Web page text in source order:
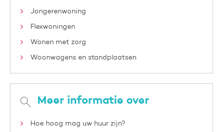
Jongerenwoning
Flexwoningen
Wonen met zorg
Woonwagens en standplaatsen
Meer informatie over
Hoe hoog mag uw huur zijn?